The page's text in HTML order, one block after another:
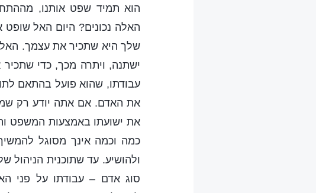
הוא תמיד שפט אותנו,
האלה נכונים? היום האל
שלך היא שתכיר את עצמך. האל
ישתנה, ויתרה מכך, כדי
עבודתו, שהוא פועל בהתאם
את האדם. אם אתה יודע רק
את ישועתו באמצעות המשפט
כמה וכמה אינך מסוגל
ולהושיע. עד שתוכנית
סוג אדם – עבודתו על פני